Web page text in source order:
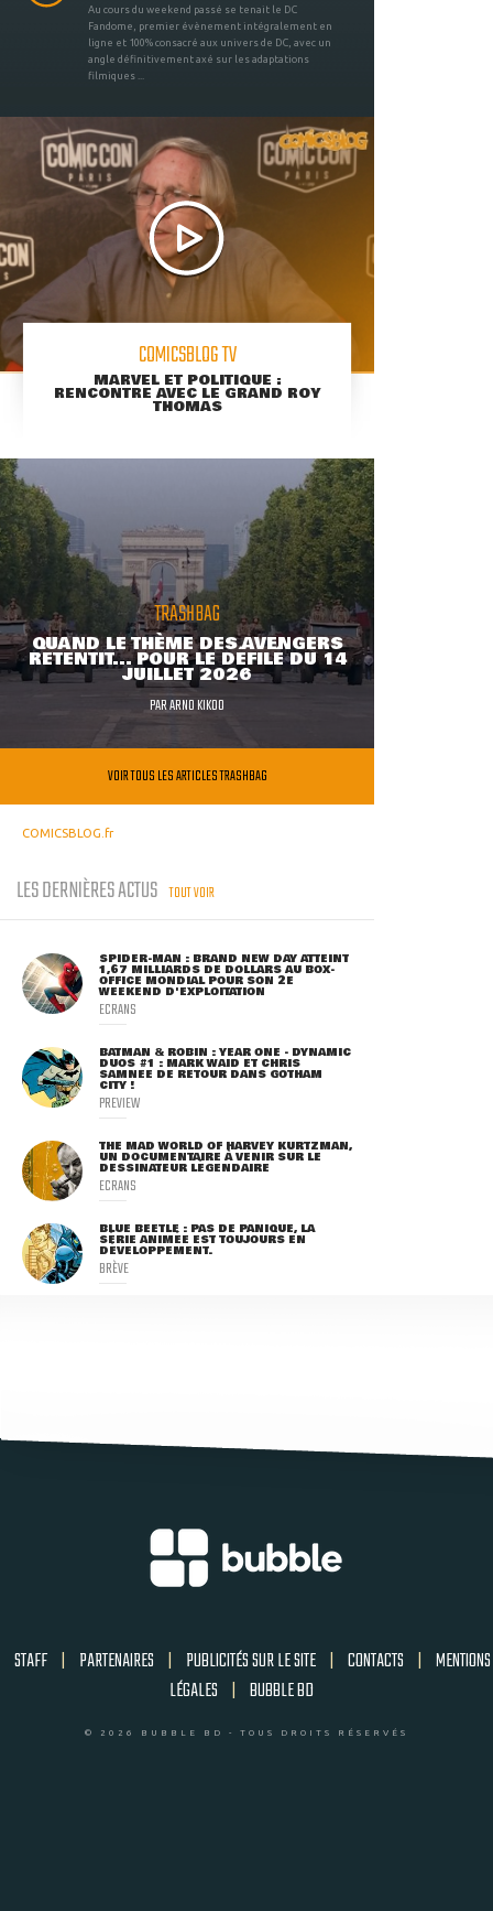
Au cours du weekend passé se tenait le DC
Fandome, premier évènement intégralement en
ligne et 100% consacré aux univers de DC, avec un
angle définitivement axé sur les adaptations
filmiques ...
COMICSBLOG TV
MARVEL ET POLITIQUE :
RENCONTRE AVEC LE GRAND ROY
THOMAS
TRASHBAG
QUAND LE THÈME DES AVENGERS
RETENTIT... POUR LE DÉFILÉ DU 14
JUILLET 2026
PARARNO KIKOO
VOIR TOUS LES ARTICLES TRASHBAG
COMICSBLOG.fr
LES DERNIÈRES ACTUS TOUT VOIR
SPIDER-MAN : BRAND NEW DAY ATTEINT
1,67 MILLIARDS DE DOLLARS AU BOX-
OFFICE MONDIAL POUR SON 2E
WEEKEND D'EXPLOITATION
ECRANS
BATMAN & ROBIN : YEAR ONE - DYNAMIC
DUOS #1 : MARK WAID ET CHRIS
SAMNEE DE RETOUR DANS GOTHAM
CITY !
PREVIEW
THE MAD WORLD OF HARVEY KURTZMAN,
UN DOCUMENTAIRE À VENIR SUR LE
DESSINATEUR LÉGENDAIRE
ECRANS
BLUE BEETLE : PAS DE PANIQUE, LA
SÉRIE ANIMÉE EST TOUJOURS EN
DÉVELOPPEMENT.
BRÈVE
STAFF | PARTENAIRES | PUBLICITÉS SUR LE SITE | CONTACTS | MENTIONS
LÉGALES | BUBBLE BD
© 2026 BUBBLE BD - TOUS DROITS RÉSERVÉS